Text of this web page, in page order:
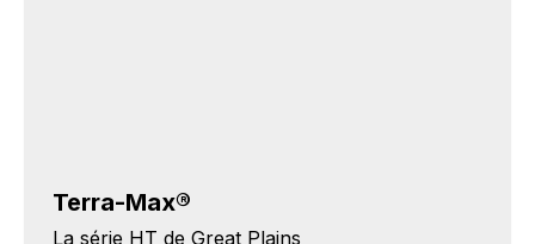
Terra-Max®
La série HT de Great Plains